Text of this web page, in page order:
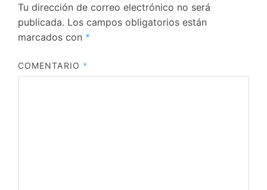
Tu dirección de correo electrónico no será
publicada. Los campos obligatorios están
marcados con *
COMENTARIO *